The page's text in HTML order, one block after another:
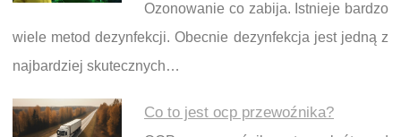
Ozonowanie co zabija. Istnieje bardzo
wiele metod dezynfekcji. Obecnie dezynfekcja jest jedną z
najbardziej skutecznych…
Co to jest ocp przewoźnika?